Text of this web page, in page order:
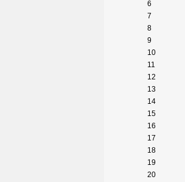
6
7
8
9
10
11
12
13
14
15
16
17
18
19
20